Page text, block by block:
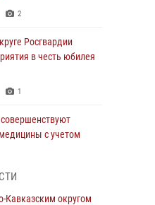
2
Росгвардии
в честь юбилея
1
с учетом
бригадыокругом